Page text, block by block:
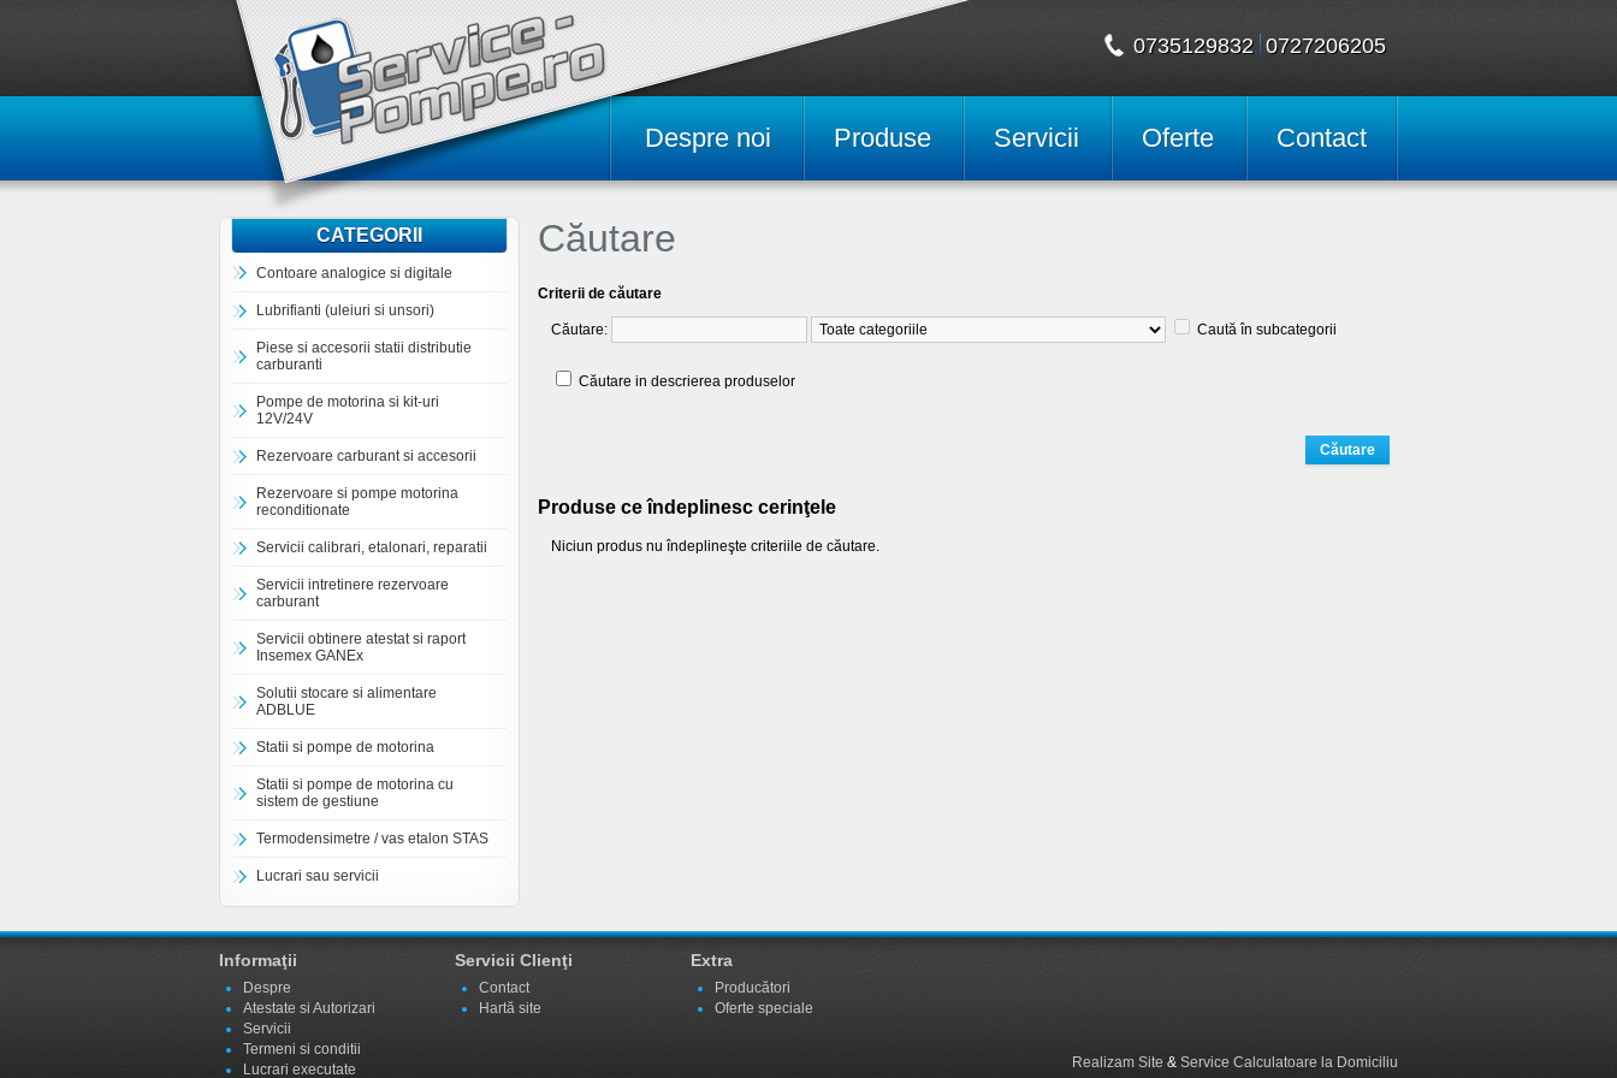
0735129832 0727206205
Despre noi Produse Servicii Oferte Contact
CATEGORII
Contoare analogice si digitale
Lubrifianti (uleiuri si unsori)
Piese si accesorii statii distributie
carburanti
Pompe de motorina si kit-uri
12V/24V
Rezervoare carburant si accesorii
Rezervoare si pompe motorina
reconditionate
Servicii calibrari, etalonari, reparatii
Servicii intretinere rezervoare
carburant
Servicii obtinere atestat si raport
Insemex GANEx
Solutii stocare si alimentare
ADBLUE
Statii si pompe de motorina
Statii si pompe de motorina cu
sistem de gestiune
Termodensimetre / vas etalon STAS
Lucrari sau servicii
Căutare
Criterii de căutare
Căutare: Caută în subcategorii
Căutare in descrierea produselor
Produse ce îndeplinesc cerinţele
Niciun produs nu îndeplineşte criteriile de căutare.
Informaţii
Despre
Atestate si Autorizari
Servicii
Termeni si conditii
Lucrari executate
Servicii Clienţi
Contact
Hartă site
Extra
Producători
Oferte speciale
Realizam Site & Service Calculatoare la Domiciliu